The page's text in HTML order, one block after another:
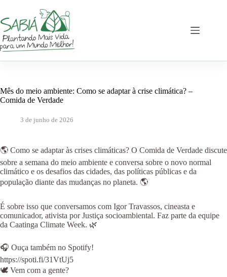
o
conteúdo
Mês do meio ambiente: Como se adaptar à crise climática? –
Comida de Verdade
3 de junho de 2026
🌎 Como se adaptar às crises climáticas? O Comida de Verdade discute
sobre a semana do meio ambiente e conversa sobre o novo normal
climático e os desafios das cidades, das políticas públicas e da
população diante das mudanças no planeta. 🌎
É sobre isso que conversamos com Igor Travassos, cineasta e
comunicador, ativista por Justiça socioambiental. Faz parte da equipe
da Caatinga Climate Week. 🌿
🎧 Ouça também no Spotify!
https://spoti.fi/31VtUj5
⁠⁠⁠⁠🕊 Vem com a gente?